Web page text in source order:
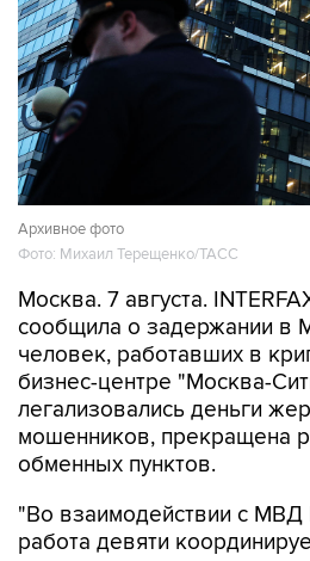
Архивное фото
Фото: Михаил Терещенко/ТАСС
Москва. 7 августа.
сообщила о задержании в
человек, работавших в
бизнес-центре "Москва-
легализовались деньги
мошенников, прекращена
обменных пунктов.
"Во взаимодействии с МВД
работа девяти